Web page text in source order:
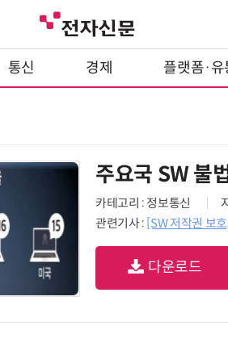
통신 경제 플랫폼·유
주요국 SW 불
카테고리 : 정보통신
관련기사 : [SW 저작권 보
다운로드